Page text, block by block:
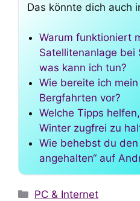
Das könnte dich auch
Warum funktioniert
Satellitenanlage bei
was kann ich tun?
Wie bereite ich
Bergfahrten vor?
Welche Tipps
Winter zugfrei zu
Wie behebst du den
angehalten“ auf
Kategorien
PC & Internet